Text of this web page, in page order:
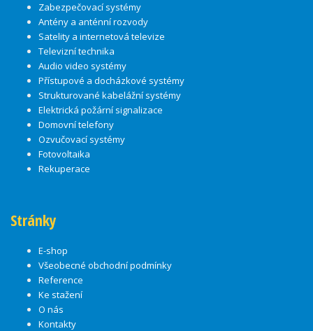
Zabezpečovací systémy
Antény a anténní rozvody
Satelity a internetová televize
Televizní technika
Audio video systémy
Přístupové a docházkové systémy
Strukturované kabelážní systémy
Elektrická požární signalizace
Domovní telefony
Ozvučovací systémy
Fotovoltaika
Rekuperace
Stránky
E-shop
Všeobecné obchodní podmínky
Reference
Ke stažení
O nás
Kontakty